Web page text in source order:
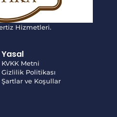
Hizmetleri.
Yasal
KVKK Metni
Gizlilik Politikası
Şartlar ve Koşullar